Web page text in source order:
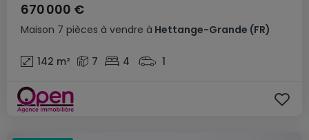
Maison 7 pièces à vendre à Hettange-Grande (FR)
670 000 €
142 m² 7 4 1